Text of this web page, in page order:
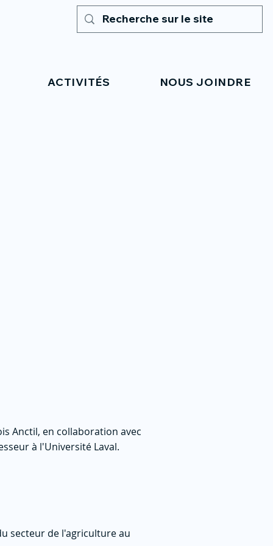
ACTIVITÉS NOUS JOINDRE
Anctil, en collaboration avec
à l'Université Laval.
secteur de l'agriculture au